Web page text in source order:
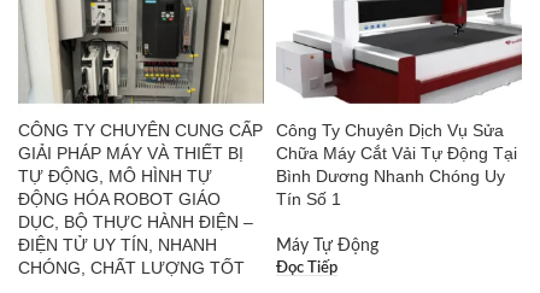
CÔNG TY CHUYÊN CUNG CẤP
GIẢI PHÁP MÁY VÀ THIẾT BỊ
TỰ ĐỘNG, MÔ HÌNH TỰ
ĐỘNG HÓA ROBOT GIÁO
DỤC, BỘ THỰC HÀNH ĐIỆN –
ĐIỆN TỬ UY TÍN, NHANH
CHÓNG, CHẤT LƯỢNG TỐT
Công Ty Chuyên Dịch Vụ Sửa
Chữa Máy Cắt Vải Tự Động Tại
Bình Dương Nhanh Chóng Uy
Tín Số 1
Máy Tự Động
Đọc Tiếp